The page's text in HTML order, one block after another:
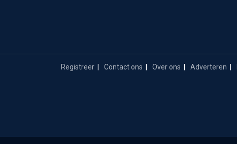
Registreer Contact ons Over ons Adverteren